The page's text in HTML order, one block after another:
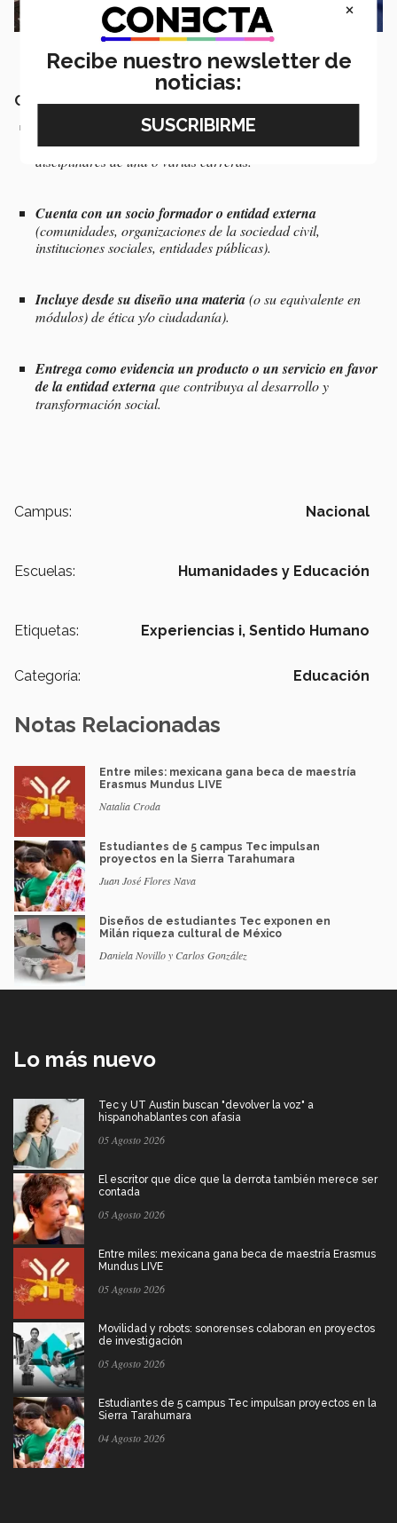
Criterios para experiencias con Sentido Humano
Responde a alguna necesidad social prioritaria del país
requiera una solución a través de los conocimientos
disciplinares de una o varias carreras.
Cuenta con un socio formador o entidad externa
(comunidades, organizaciones de la sociedad civil,
instituciones sociales, entidades públicas).
Incluye desde su diseño una materia(o su equivalente en
módulos) de ética y/o ciudadanía).
Entrega como evidencia un producto o un servicio en favor
de la entidad externaque contribuya al desarrollo y
transformación social.
Campus: Nacional
Escuelas: Humanidades y Educación
Etiquetas: Experiencias i, Sentido Humano
Categoría: Educación
Notas Relacionadas
Entre miles: mexicana gana beca de maestría
Erasmus Mundus LIVE
Natalia Croda
Estudiantes de 5 campus Tec impulsan
proyectos en la Sierra Tarahumara
Juan José Flores Nava
Diseños de estudiantes Tec exponen en
Milán riqueza cultural de México
Daniela Novillo y Carlos González
Lo más nuevo
Tec y UT Austin buscan "devolver la voz" a
hispanohablantes con afasia
05 Agosto 2026
El escritor que dice que la derrota también merece ser
contada
05 Agosto 2026
Entre miles: mexicana gana beca de maestría Erasmus
Mundus LIVE
05 Agosto 2026
Movilidad y robots: sonorenses colaboran en proyectos
de investigación
05 Agosto 2026
Estudiantes de 5 campus Tec impulsan proyectos en la
Sierra Tarahumara
04 Agosto 2026
×
Recibe nuestro newsletter de
noticias: